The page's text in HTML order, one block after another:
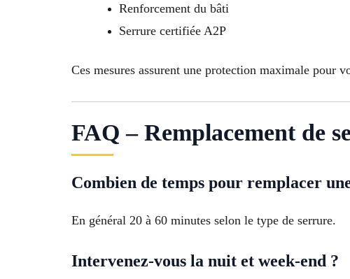
Renforcement du bâti
Serrure certifiée A2P
Ces mesures assurent une protection maximale pour
FAQ – Remplacement de
Combien de temps pour remplacer
En général 20 à 60 minutes selon le type de serrure.
Intervenez-vous la nuit et week-end ?